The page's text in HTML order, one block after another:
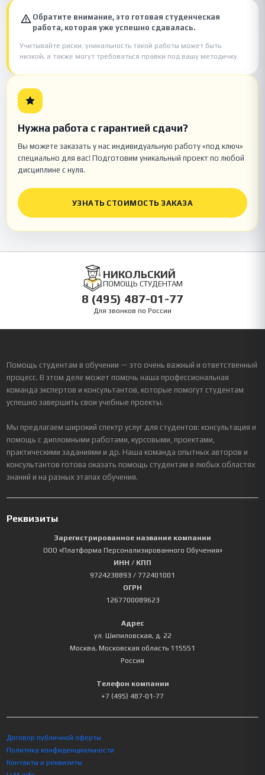
Обратите внимание, это готовая студенческая
работа, которая уже успешно сдавалась.
Учитывайте риски: уникальность такой работы может быть
низкой, а также могут требоваться правки под вашу методичку.
Нужна работа с гарантией сдачи?
Вы можете заказать у нас индивидуальную работу «под ключ»
специально для вас! Подготовим уникальный проект по любой
дисциплине с нуля.
УЗНАТЬ СТОИМОСТЬ ЗАКАЗА
НИКОЛЬСКИЙ
ПОМОЩЬ СТУДЕНТАМ
8 (495) 487-01-77
Для звонков по России
Помощь студентам в обучении — это очень важный и ответственный
процесс. В этом деле может помочь наша профессиональная
команда экспертов и консультантов, которые помогут студентам
успешно завершить свои учебные проекты.
Мы предлагаем широкий спектр услуг для студентов: консультация и
помощь с дипломными работами, курсовыми, проектами,
практическими заданиями и др. Наша команда опытных авторов и
консультантов готова оказать помощь студентам в любых областях
знаний и на разных этапах обучения.
Реквизиты
Зарегистрированное название компании
ООО «Платформа Персонализированного Обучения»
ИНН / КПП
9724238893 / 772401001
ОГРН
1267700089623
Адрес
ул. Шипиловская, д. 22
Москва, Московская область 115551
Россия
Телефон компании
+7 (495) 487-01-77
Договор публичной оферты
Политика конфиденциальности
Контакты и реквизиты